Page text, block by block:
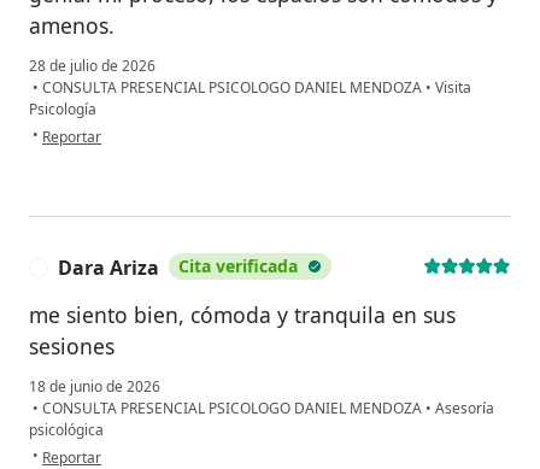
amenos.
28 de julio de 2026
• CONSULTA PRESENCIAL PSICOLOGO DANIEL MENDOZA • Visita
Psicología
• en opinión del usuario A. U.
Reportar
Dara Ariza Cita verificada
me siento bien, cómoda y tranquila en sus
sesiones
18 de junio de 2026
• CONSULTA PRESENCIAL PSICOLOGO DANIEL MENDOZA • Asesoría
psicológica
• en opinión del usuario Dara Ariza
Reportar